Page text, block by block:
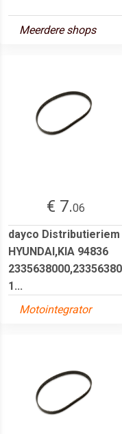
Meerdere shops
€ 7.06
dayco Distributieriem
HYUNDAI,KIA 94836
2335638000,23356380
1...
Motointegrator